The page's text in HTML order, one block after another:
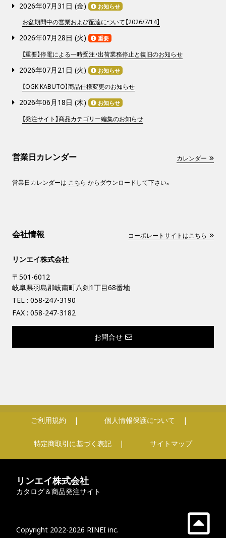
2026年07月31日 (金) お知らせ
お盆期間中の営業および配達について【2026/7/14】
2026年07月28日 (火) 重要
【重要】停電による一時受注・出荷業務停止と復旧のお知らせ
2026年07月21日 (火) お知らせ
【OGK KABUTO】商品仕様変更のお知らせ
2026年06月18日 (木) お知らせ
【発注サイト】商品カテゴリー編集のお知らせ
営業日カレンダー カレンダー
営業日カレンダーは こちら からダウンロードして下さい。
会社情報 コーポレートサイトはこちら
リンエイ株式会社
〒501-6012
岐阜県羽島郡岐南町八剣1丁目68番地
TEL : 058-247-3190
FAX : 058-247-3182
お問合せ
ご利用規約 個人情報保護について
特定商取引に基づく表記 サイトマップ
リンエイ株式会社
カタログ＆商品発注サイト
Copyright 2022-2026 RINEI inc.